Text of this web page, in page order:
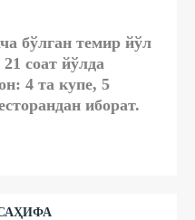
бўлган темир йўл
соат йўлда
4 та купе, 5
иборат.